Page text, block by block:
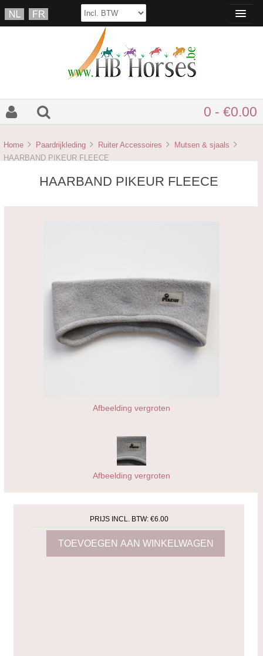
0 - €0.00
Home Paardrijkleding Ruiter Accessoires
Mutsen & sjaals
HAARBAND PIKEUR FLEECE
HAARBAND PIKEUR FLEECE
Afbeelding vergroten
Afbeelding vergroten
PRIJS INCL. BTW: €6.00